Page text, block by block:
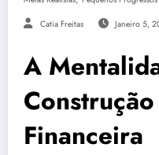
Catia Freitas Janeiro 5,
A
Financeira